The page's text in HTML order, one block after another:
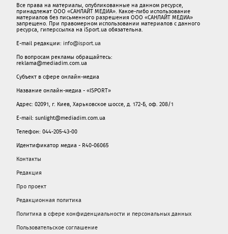
Все права на материалы, опубликованные на данном ресурсе,
принадлежат ООО «САНЛАЙТ МЕДИА». Какое-либо использование
материалов без письменного разрешения ООО «САНЛАЙТ МЕДИА»
запрещено. При правомерном использовании материалов с данного
ресурса, гиперссылка на iSport.ua обязательна.
E-mail редакции: info@isport.ua
По вопросам рекламы обращайтесь:
reklama@mediadim.com.ua
Субъект в сфере онлайн-медиа
Название онлайн-медиа - «ISPORT»
Адрес: 02091, г. Киев, Харьковское шоссе, д. 172-Б, оф. 208/1
E-mail: sunlight@mediadim.com.ua
Телефон: 044-205-43-00
Идентификатор медиа - R40-06065
Контакты
Редакция
Про проект
Редакционная политика
Политика в сфере конфиденциальности и персональных данных
Пользовательское соглашение